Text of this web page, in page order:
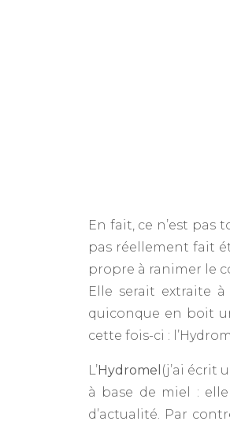
En fait, ce n’est pas
pas réellement fait
propre à ranimer le
Elle serait extraite
quiconque en boit
cette fois-ci :
L’Hydromel (j’ai écrit
à base de miel :
d’actualité. Par